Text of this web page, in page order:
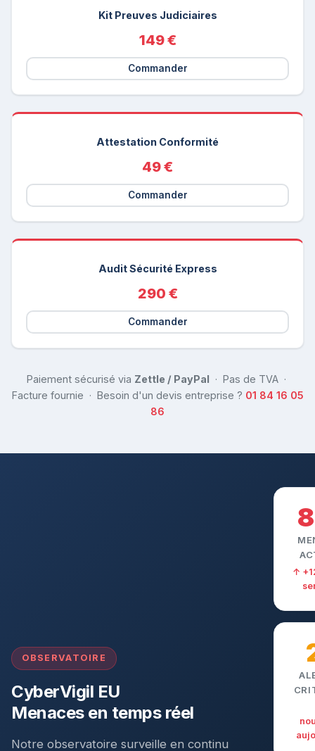
Kit Preuves Judiciaires
149 €
Commander
Attestation Conformité
49 €
Commander
Audit Sécurité Express
290 €
Commander
Paiement sécurisé via Zettle / PayPal · Pas de TVA ·
Facture fournie · Besoin d'un devis entreprise ? 01 84 16 05
86
OBSERVATOIRE
CyberVigil EU
Menaces en temps réel
Notre observatoire surveille en continu
↑